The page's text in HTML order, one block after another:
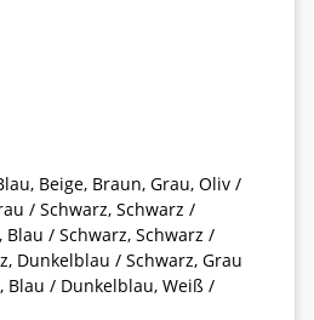
Beige, Braun, Grau, Oliv /
/ Schwarz, Schwarz /
/ Schwarz, Schwarz /
Dunkelblau / Schwarz, Grau
Blau / Dunkelblau, Weiß /